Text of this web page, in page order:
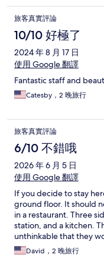
旅客真實評論
10/10 好極了
2024 年 8 月 17 日
使用 Google 翻譯
Fantastic staff and
Catesby，2 晚旅行
旅客真實評論
6/10 不錯哦
2026 年 6 月 5 日
使用 Google 翻譯
If you decide to stay
ground floor. It should
in a restaurant. Three
station, and a kitchen.
unthinkable that they
room surrounded by so
complained and spent
David，2 晚旅行